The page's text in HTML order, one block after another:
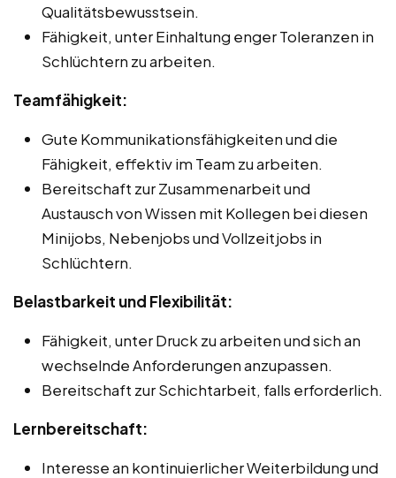
Qualitätsbewusstsein.
Fähigkeit, unter Einhaltung enger Toleranzen in
Schlüchtern zu arbeiten.
Teamfähigkeit:
Gute Kommunikationsfähigkeiten und die
Fähigkeit, effektiv im Team zu arbeiten.
Bereitschaft zur Zusammenarbeit und
Austausch von Wissen mit Kollegen bei diesen
Minijobs, Nebenjobs und Vollzeitjobs in
Schlüchtern.
Belastbarkeit und Flexibilität:
Fähigkeit, unter Druck zu arbeiten und sich an
wechselnde Anforderungen anzupassen.
Bereitschaft zur Schichtarbeit, falls erforderlich.
Lernbereitschaft:
Interesse an kontinuierlicher Weiterbildung und